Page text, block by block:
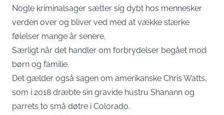
Nogle kriminalsager sætter sig dybt hos mennesker
verden over og bliver ved med at vække stærke
følelser mange år senere.
Særligt når det handler om forbrydelser begået mod
børn og familie.
Det gælder også sagen om amerikanske Chris Watts,
som i 2018 dræbte sin gravide hustru Shanann og
parrets to små døtre i Colorado.